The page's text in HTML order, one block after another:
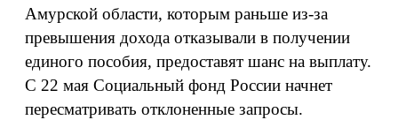
Амурской области, которым раньше из-за
превышения дохода отказывали в получении
единого пособия, предоставят шанс на выплату.
С 22 мая Социальный фонд России начнет
пересматривать отклоненные запросы.